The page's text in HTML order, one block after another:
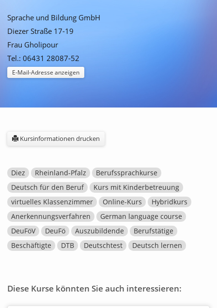
Sprache und Bildung GmbH
Diezer Straße 17-19
Frau Gholipour
Tel.: 06431 28087-52
E-Mail-Adresse anzeigen
Kursinformationen drucken
Diez Rheinland-Pfalz
Berufssprachkurse
Deutsch für den Beruf
Kurs mit Kinderbetreuung
virtuelles Klassenzimmer
Online-Kurs
Hybridkurs
Anerkennungsverfahren
German language course
DeuFöV
DeuFö Auszubildende
Berufstätige
Beschäftigte
DTB Deutschtest Deutsch lernen
Diese Kurse könnten Sie auch interessieren: